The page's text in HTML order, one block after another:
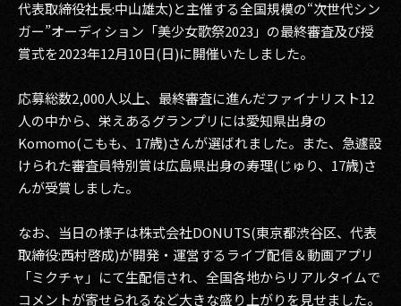
タテドラ
2026
2025
2023
2022
PRIVACY POLICY
代表取締役社長:中山雄太)と主催する全国規模の“次世代シン
ガー”オーディション「美少女歌祭2023」の最終審査及び授
賞式を2023年12月10日(日)に開催いたしました。
応募総数2,000人以上、最終審査に進んだファイナリスト12
人の中から、栄えあるグランプリには愛知県出身の
Komomo(こもも、17歳)さんが選ばれました。また、急遽設
けられた審査員特別賞は広島県出身の寿理(じゅり、17歳)さ
んが受賞しました。
なお、当日の様子は株式会社DONUTS(東京都渋谷区、代表
取締役:西村啓成)が開発・運営するライブ配信＆動画アプリ
「ミクチャ」にて生配信され、全国各地からリアルタイムで
コメントが寄せられるなど大きな盛り上がりを見せました。